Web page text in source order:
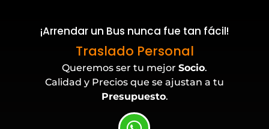
¡Arrendar un Bus nunca fue tan fácil!
Traslado Personal
Eventos Corporativos
Queremos ser tu mejor Socio.
Calidad y Precios que se ajustan a tu
Presupuesto.